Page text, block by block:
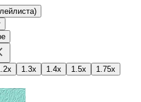
1.3x 1.4x 1.5x
1.75x